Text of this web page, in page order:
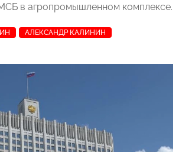
в агропромышленном комплексе.
АЛЕКСАНДР КАЛИНИН